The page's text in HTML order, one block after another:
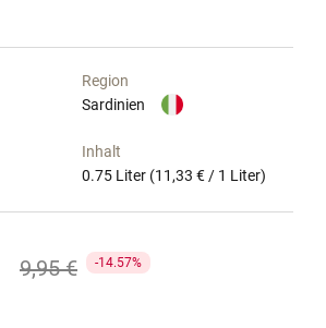
Region
Sardinien
Inhalt
0.75 Liter (11,33 € / 1 Liter)
Regulärer Preis:
9,95 € 14.57%